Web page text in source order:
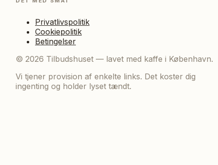
Privatlivspolitik
Cookiepolitik
Betingelser
© 2026 Tilbudshuset — lavet med kaffe i København.
Vi tjener provision af enkelte links. Det koster dig
ingenting og holder lyset tændt.